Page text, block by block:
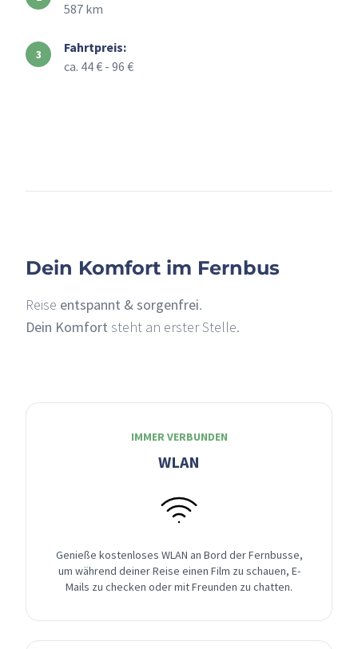
587 km
Fahrtpreis:
ca. 44 € - 96 €
Dein Komfort im Fernbus
Reise entspannt & sorgenfrei.
Dein Komfort steht an erster Stelle.
IMMER VERBUNDEN
WLAN
Genieße kostenloses WLAN an Bord der Fernbusse,
um während deiner Reise einen Film zu schauen, E-
Mails zu checken oder mit Freunden zu chatten.